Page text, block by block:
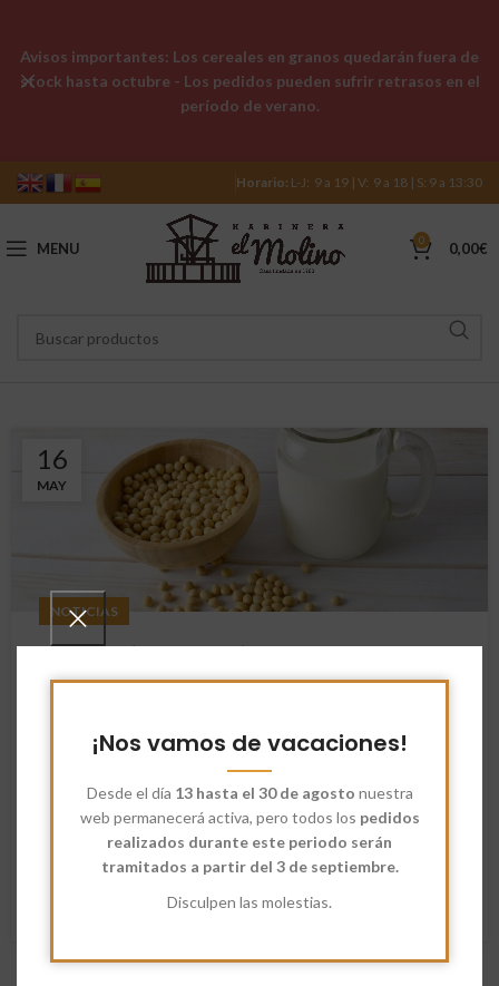
¡Nos vamos de vacaciones!
Desde el día 13 hasta el 30 de agosto nuestra
web permanecerá activa, pero todos los pedidos
realizados durante este periodo serán
tramitados a partir del 3 de septiembre.
Disculpen las molestias.
Horario: L-J: 9 a 19 | V: 9 a 18 | S: 9 a 13:30
MENU 0 0,00€
16
MAY
NOTICIAS
Diferencias y propiedades de la leche
de avena, leche de almendra, leche
coco.
Anaisorozcosanz
Comparativa de Leches Vegetales: Avena, Almendra, Soja,
Arroz y Coco. En los últimos años, las leches vegetales se
han vuelto muy po...
SEGUIR LEYENDO
Avisos importantes: Los cereales en granos quedarán fuera de
stock hasta octubre - Los pedidos pueden sufrir retrasos en el
período de verano.